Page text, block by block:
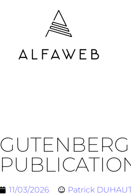
11/03/2026 Patrick